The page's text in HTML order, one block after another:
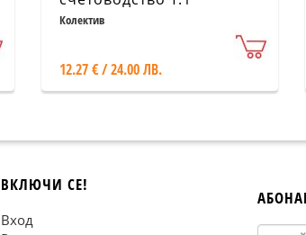
Колектив
12.27 € / 24.00 ЛВ.
ВКЛЮЧИ СЕ!
Вход